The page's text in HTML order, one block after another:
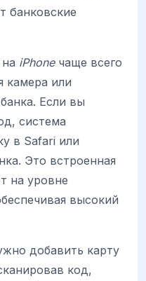
банковские
на iPhoneчаще всего
камера или
Если вы
система
в Safari или
Это встроенная
на уровне
высокий
добавить карту
код,